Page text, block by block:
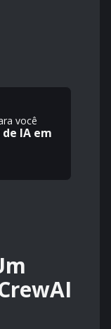
você
IA em